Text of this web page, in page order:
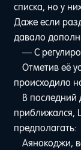
списка, но у
Даже если
давало
— С
Отметив её
происходило
В последний
приближался,
предполагать:
Аянокоджи,